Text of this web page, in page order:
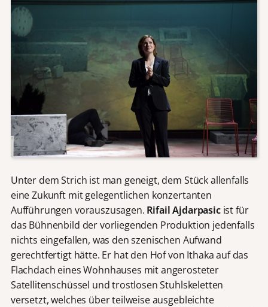
Unter dem Strich ist man geneigt, dem Stück allenfalls
eine Zukunft mit gelegentlichen konzertanten
Aufführungen vorauszusagen. Rifail Ajdarpasicist für
das Bühnenbild der vorliegenden Produktion jedenfalls
nichts eingefallen, was den szenischen Aufwand
gerechtfertigt hätte. Er hat den Hof von Ithaka auf das
Flachdach eines Wohnhauses mit angerosteter
Satellitenschüssel und trostlosen Stuhlskeletten
versetzt, welches über teilweise ausgebleichte